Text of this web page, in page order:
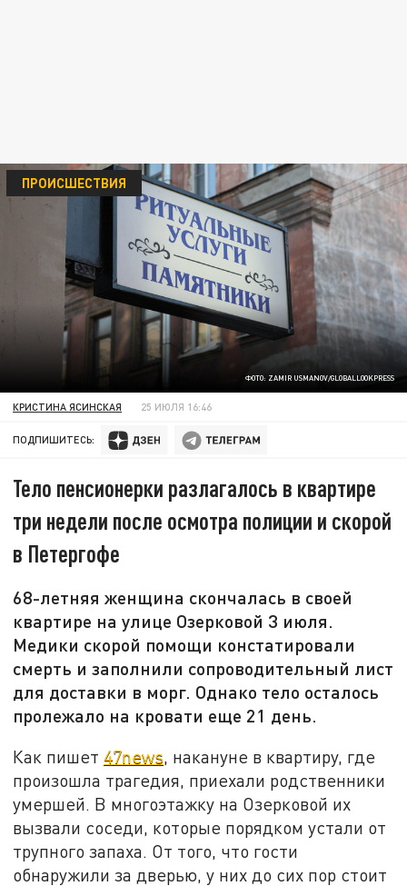
ФОТО: ZAMIR USMANOV/GLOBALLOOKPRESS
ПРОИСШЕСТВИЯ
КРИСТИНА ЯСИНСКАЯ 25 ИЮЛЯ 16:46
ПОДПИШИТЕСЬ:
Тело пенсионерки разлагалось в квартире
три недели после осмотра полиции и скорой
в Петергофе
68-летняя женщина скончалась в своей
квартире на улице Озерковой 3 июля.
Медики скорой помощи констатировали
смерть и заполнили сопроводительный лист
для доставки в морг. Однако тело осталось
пролежало на кровати еще 21 день.
Как пишет 47news, накануне в квартиру, где
произошла трагедия, приехали родственники
умершей. В многоэтажку на Озерковой их
вызвали соседи, которые порядком устали от
трупного запаха. От того, что гости
обнаружили за дверью, у них до сих пор стоит